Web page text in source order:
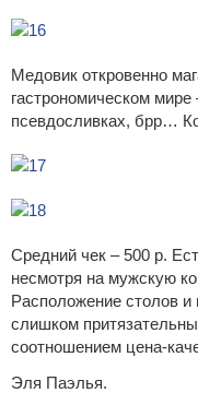
Медовик откровенно
гастрономическом
псевдосливках, брр…
Средний чек – 500 р.
несмотря на мужскую
Расположение столов
слишком
соотношением цена-
Эля Паэлья.